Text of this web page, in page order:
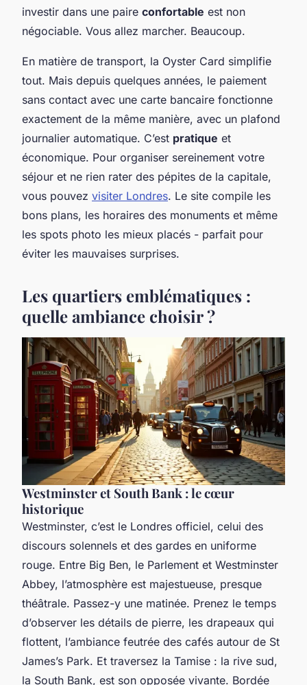
investir dans une paire confortable est non
négociable. Vous allez marcher. Beaucoup.
En matière de transport, la Oyster Card simplifie
tout. Mais depuis quelques années, le paiement
sans contact avec une carte bancaire fonctionne
exactement de la même manière, avec un plafond
journalier automatique. C’est pratique et
économique. Pour organiser sereinement votre
séjour et ne rien rater des pépites de la capitale,
vous pouvez visiter Londres. Le site compile les
bons plans, les horaires des monuments et même
les spots photo les mieux placés - parfait pour
éviter les mauvaises surprises.
Les quartiers emblématiques :
quelle ambiance choisir ?
Westminster et South Bank : le cœur
historique
Westminster, c’est le Londres officiel, celui des
discours solennels et des gardes en uniforme
rouge. Entre Big Ben, le Parlement et Westminster
Abbey, l’atmosphère est majestueuse, presque
théâtrale. Passez-y une matinée. Prenez le temps
d’observer les détails de pierre, les drapeaux qui
flottent, l’ambiance feutrée des cafés autour de St
James’s Park. Et traversez la Tamise : la rive sud,
la South Bank, est son opposée vivante. Bordée